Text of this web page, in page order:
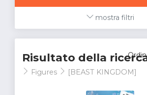
mostra filtri
Risultato della
Figures [BEAST KINGDOM]